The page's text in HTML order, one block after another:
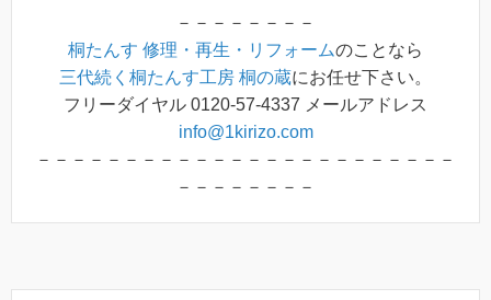
－－－－－－－－
桐たんす 修理・再生・リフォームのことなら
三代続く桐たんす工房 桐の蔵にお任せ下さい。
フリーダイヤル 0120-57-4337 メールアドレス
info@1kirizo.com
－－－－－－－－－－－－－－－－－－－－－－－－
－－－－－－－－